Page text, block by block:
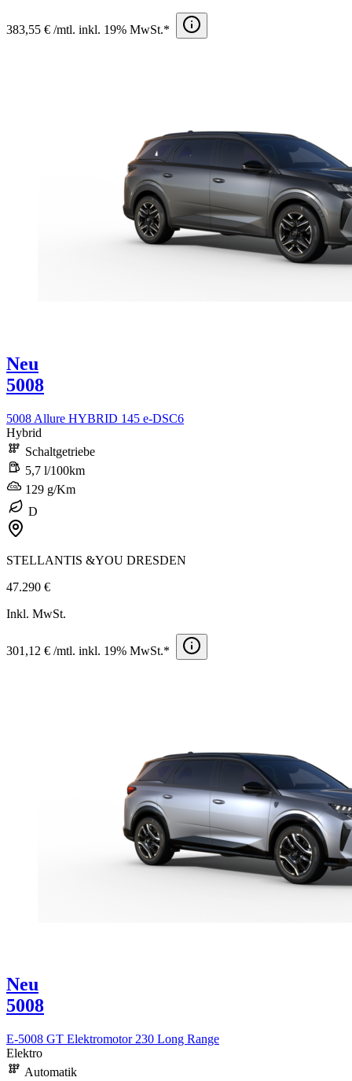
383,55 € /mtl. inkl. 19% MwSt.*
Neu
5008
5008 Allure HYBRID 145 e-DSC6
Hybrid
Schaltgetriebe
5,7 l/100km
129 g/Km
D
STELLANTIS &YOU DRESDEN
47.290 €
Inkl. MwSt.
301,12 € /mtl. inkl. 19% MwSt.*
Neu
5008
E-5008 GT Elektromotor 230 Long Range
Elektro
Automatik